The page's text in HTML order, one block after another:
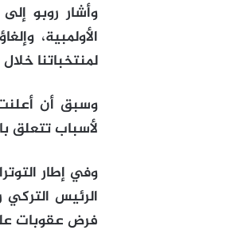
وأشار روبو
الأولمبية،
لمنتخباتنا
وسبق أن أعلنت
لأسباب تتعلق
وفي إطار
الرئيس
فرض عقوبات